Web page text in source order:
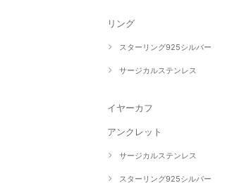
リング
スターリング925シルバー
サージカルステンレス
イヤーカフ
アンクレット
サージカルステンレス
スターリング925シルバー